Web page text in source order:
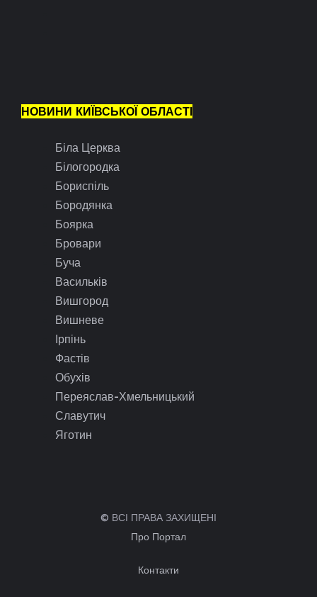
НОВИНИ КИЇВСЬКОЇ ОБЛАСТІ
Біла Церква
Білогородка
Бориспіль
Бородянка
Боярка
Бровари
Буча
Васильків
Вишгород
Вишневе
Ірпінь
Фастів
Обухів
Переяслав-Хмельницький
Славутич
Яготин
© ВСІ ПРАВА ЗАХИЩЕНІ
Про Портал
Контакти